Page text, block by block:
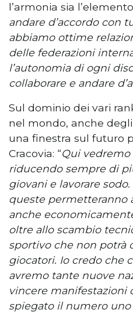
l’armonia sia
andare d’accordo con
abbiamo ottime
delle federazioni
l’autonomia di ogni
collaborare e andare
Sul dominio dei vari
nel mondo, anche
una finestra sul futuro
Cracovia: “Qui vedremo
riducendo sempre di
giovani e lavorare
queste permetteranno
anche
oltre allo scambio
sportivo che non potrà
giocatori. Io credo che
avremo tante nuove
vincere manifestazioni
spiegato il numero